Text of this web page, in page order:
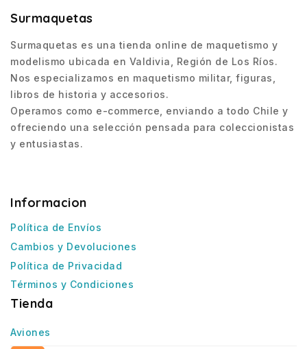
Surmaquetas
Surmaquetas es una tienda online de maquetismo y
modelismo ubicada en Valdivia, Región de Los Ríos.
Nos especializamos en maquetismo militar, figuras,
libros de historia y accesorios.
Operamos como e-commerce, enviando a todo Chile y
ofreciendo una selección pensada para coleccionistas
y entusiastas.
Informacion
Política de Envíos
Cambios y Devoluciones
Política de Privacidad
Términos y Condiciones
Tienda
Aviones